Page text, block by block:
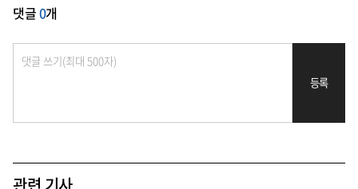
댓글0개
등록
관련 기사